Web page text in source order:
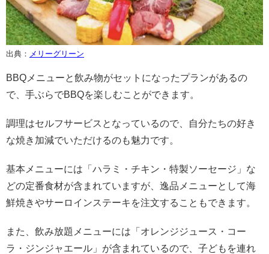
出典： メリーグリーン
BBQメニューと飲み物がセットになったプランがあるの
で、手ぶらでBBQを楽しむことができます。
調理はセルフサービスとなっているので、自分たちの好き
な焼き加減でいただけるのも魅力です。
基本メニューには「ハラミ・チキン・特製ソーセージ」な
どの定番食材が含まれていますが、逸品メニューとして海
鮮焼きやサーロインステーキを注文することもできます。
また、飲み放題メニューには「オレンジジュース・コー
ラ・ジンジャエール」が含まれているので、子どもを連れ